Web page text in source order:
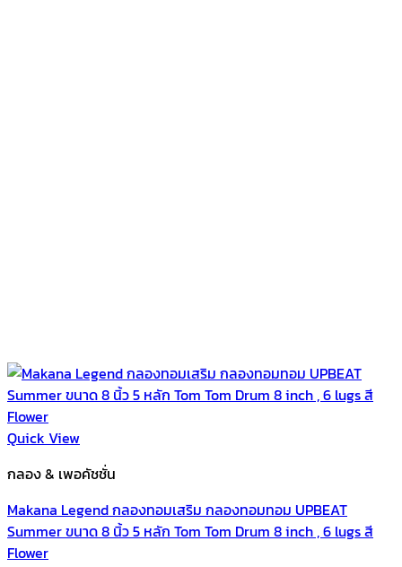
Quick View
กลอง & เพอคัชชั่น
Makana Legend กลองทอมเสริม กลองทอมทอม UPBEAT
Summer ขนาด 8 นิ้ว 5 หลัก Tom Tom Drum 8 inch , 6 lugs สี
Flower